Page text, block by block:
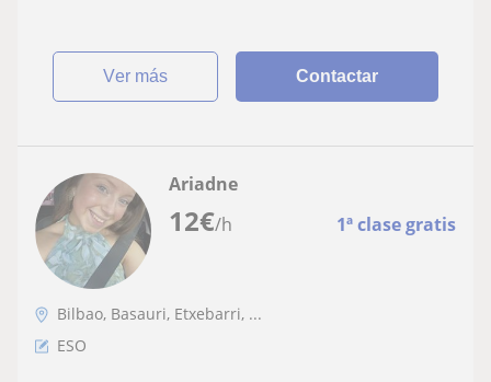
ver más Contactar
12€/h 1ª clase gratis
Ariadne
Bilbao, Basauri, Etxebarri, ...
ESO